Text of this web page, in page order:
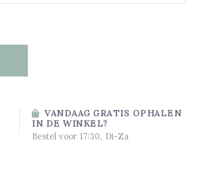
VANDAAG GRATIS OPHALEN
IN DE WINKEL?
Bestel voor 17:30, Di-Za